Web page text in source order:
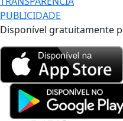
PUBLICIDADE
Disponível gratuitamente